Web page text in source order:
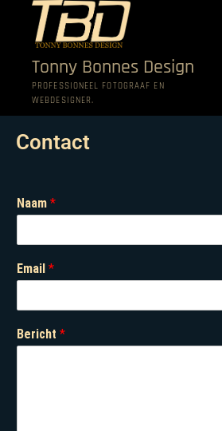
Tonny Bonnes Design
PROFESSIONEEL FOTOGRAAF EN
WEBDESIGNER.
Contact
Naam *
Email *
Bericht *